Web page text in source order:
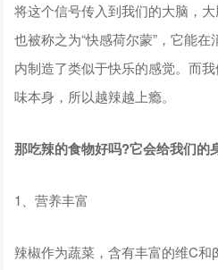
将这个信号传入到我们的大脑，
也被称之为“快感荷尔蒙”，它能
内制造了类似于快乐的感觉。而
味本身，所以越辣越上瘾。
那吃辣的食物好吗?它会给我们的
1、营养丰富
辣椒作为蔬菜，含有丰富的维C和